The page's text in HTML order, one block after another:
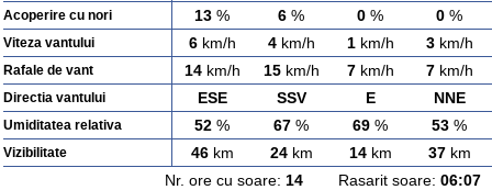
Acoperire cu nori 13 % 6 % 0 % 0 %
Viteza vantului 6km/h 4km/h 1km/h 3km/h
Rafale de vant 14km/h 15km/h 7km/h 7km/h
Directia vantului ESE SSV E NNE
Umiditatea relativa 52 % 67 % 69 % 53 %
Vizibilitate 46km 24km 14km 37km
Nr. ore cu soare: 14Rasarit soare: 06:07